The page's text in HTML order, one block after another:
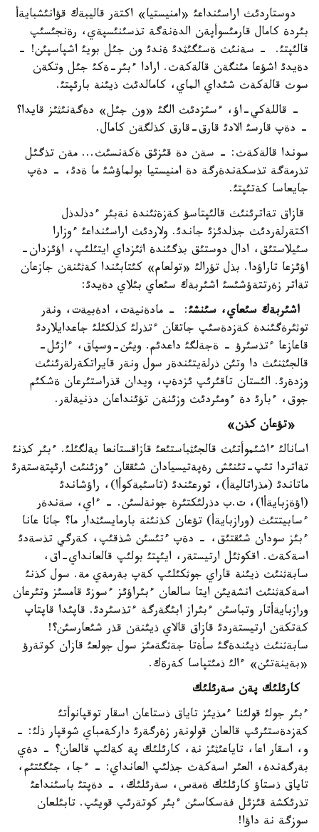
دوستاردئث اراسئنداعئ «امنيستيا» اكتةر قاليبةك قؤانئشبايةأ
بئردة كامال قارمئسوأپةن الدةنةگة تذسئنئسپةي، رةنجئسئپ
قالئپتئ. - سةنئث ةسئگئثدئ ةندئ ون جئل بويئ اشپاسپئن! -
دةيدئ اشؤعا مئنگةن قالةكةث. ارادا ءبئر-ةكئ جئل وتكةن
سوث قالةكةث شئداي الماي، كامالدئث ذيئنة بارئپتئ.
- قاللةكي-اؤ، ءسئزدئث الگئ «ون جئل» دةگةنئثئز قايدا؟
- دةپ قارسئ الادئ قارق-قارق كذلگةن كامال.
سوندا قالةكةث: - سةن دة قئزئق ةكةنسئث... مةن تذگئل
تذرمةگة تذسكةندةرگة دة امنيستيا بولماؤشئ ما ةدئ، - دةپ
جايعاسا كةتئپتئ.
قازاق تةاترئنئث قالئپتاسؤ كةزةثئندة نةبئر ءدذلدذل
اكتةرلةردئث جذلدئزئ جاندئ. ولاردئث اراسئنداعئ ءوزارا
سئيلاستئق، ادال دوستئق بذگئندة اثئزداي ايتئلئپ، اؤئزدان-
اؤئزعا تاراؤدا. بذل تؤرالئ «تولعام» كئتابئندا كةثئنةن جازعان
تةاتر زةرتتةؤشئسئ اشئربةك سئعاي بئلاي دةيدئ:
اشئربةك سئعاي، سئنشئ: - مادةنيةت، ادةبيةت، ونةر
توثئرةگئندة كةزدةسئپ جاتقان ءتذرلئ كذلكئلئ جاعدايلاردئ
قاعازعا ءتذسئرؤ - ةجةلگئ داعدئم. ويئن-وسپاق، ءازئل-
قالجئثنئث دا وتئن ذرلةيتئندةر سول ونةر قايراتكةرلةرئنئث
وزدةرئ. الئستان تاقئرئپ ئزدةپ، ويدان قذراستئرعان ةشكئم
جوق، ءبارئ دة ءومئردئث وزئنةن تؤئنداعان دذنيةلةر.
«تؤعان كذن»
اسانالئ ءاشئموأتئث قالجئثباستئعئ قازاقستانعا بةلگئلئ. ءبئر كذنئ
تةاتردا تئپ-تئنئش رةپةتيسيادان شئققان ءوزئنئث ارئپتةستةرئ
ماتاندئ (مذراتاليةأ)، تورعئندئ (تاسئبةكوأا)، راؤشاندئ
(اؤةزبايةأا)، ت.ب دذرلئكتئرة جونةلسئن. - ءاي، سةندةر
ءسابيتتئث (ورازبايةأ) تؤعان كذنئنة بارمايسئثدار ما؟ جاثا عانا
ءبئز سودان شئقتئق، - دةپ ءتئسئن شذقئپ، كةرگي تذسةدئ
اسةكةث. اقكوثئل ارتيستةر، ايئپتئ بولئپ قالعانداي-اق،
سابةثنئث ذيئنة قاراي جوثكئلئپ كةپ بةرمةي مة. سول كذنئ
اسةكةثنئث انشةيئن ايتا سالعان ءبئراؤئز ءسوزئ قامسئز وتئرعان
ورازبايةأتار وتباسئن ءبئراز ابئگةرگة ءتذسئردئ. قاپئدا قاپتاپ
كةتكةن ارتيستةردئ قازاق قالاي ذيئنةن قذر شئعارسئن؟!
سابةثنئث ذيئندةگئ سأةتا جةثگةمئز سول جولعئ قازان كوتةرؤ
«بةينةتئن» ءالئ ذمئتپاسا كةرةك.
كارئلئك پةن سةرئلئك
ءبئر جولئ قولئنا ءمذيئز تاياق ذستاعان اسقار توقپانوأتئ
كةزدةستئرئپ قالعان قولونةر زةرگةرئ داركةمباي شوقپار ذلئ: -
و، اسقار اعا، تاياعئثئز نة، كارئلئك پة كةلئپ قالعان؟ - دةي
بةرگةندة، العئر اسةكةث جذلئپ العانداي: - ءجا، جئگئتئم،
تاياق ذستاؤ كارئلئك ةمةس، سةرئلئك، - دةپتئ باسئنداعئ
تذرئكشة قئزئل فةسكاسئن ءبئر كوتةرئپ قويئپ. تابئلعان
سوزگة نة داؤا!